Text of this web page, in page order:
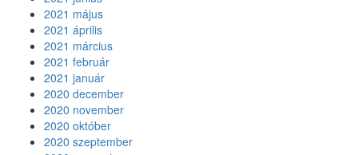
2021 május
2021 április
2021 március
2021 február
2021 január
2020 december
2020 november
2020 október
2020 szeptember